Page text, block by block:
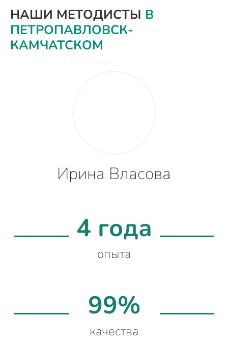
НАШИ МЕТОДИСТЫ В
ПЕТРОПАВЛОВСК-
КАМЧАТСКОМ
Ирина Власова
4 года
опыта
99%
качества